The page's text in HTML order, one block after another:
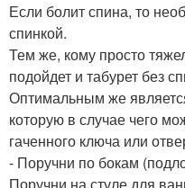
Если болит спина, то
спинкой.
Тем же, кому просто
подойдет и табурет без
Оптимальным же
которую в случае чего
гаченного ключа или
- Поручни по бокам